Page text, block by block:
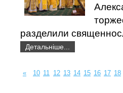
разделили
Детальніше...
« 10 11 12 13 14 15 16 17 18